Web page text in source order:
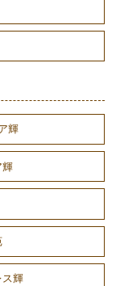
輝
輝